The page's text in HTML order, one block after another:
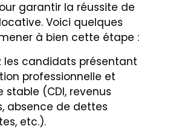
garantir la réussite de
Voici quelques
à bien cette étape :
les candidats présentant
professionnelle et
stable (CDI, revenus
absence de dettes
etc.).